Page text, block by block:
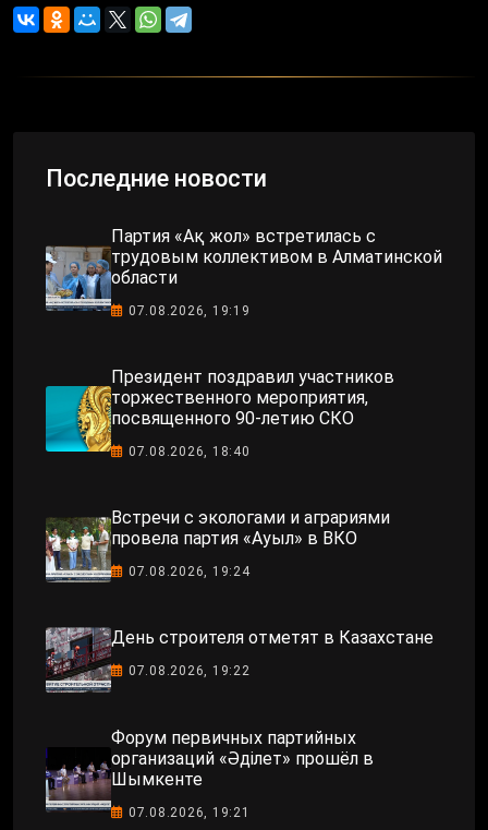
Последние новости
Партия «Ақ жол» встретилась с
трудовым коллективом в Алматинской
области
07.08.2026, 19:19
Президент поздравил участников
торжественного мероприятия,
посвященного 90-летию СКО
07.08.2026, 18:40
Встречи с экологами и аграриями
провела партия «Ауыл» в ВКО
07.08.2026, 19:24
День строителя отметят в Казахстане
07.08.2026, 19:22
Форум первичных партийных
организаций «Әділет» прошёл в
Шымкенте
07.08.2026, 19:21